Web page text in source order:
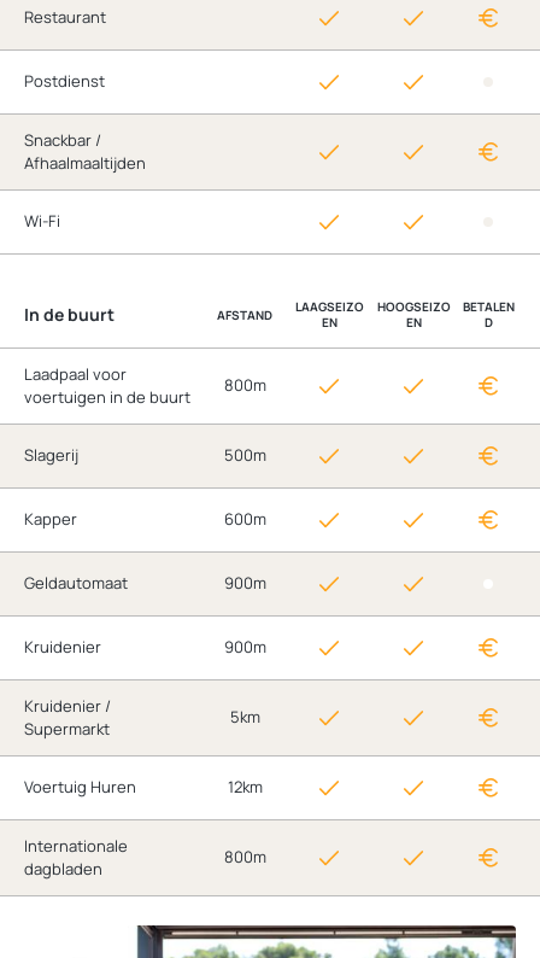
Restaurant
Postdienst
Snackbar /
Afhaalmaaltijden
Wi-Fi
In de buurt AFSTAND
LAAGSEIZO
EN
HOOGSEIZO
EN
BETALEN
D
Laadpaal voor
voertuigen in de buurt
800m
Slagerij 500m
Kapper 600m
Geldautomaat 900m
Kruidenier 900m
Kruidenier /
Supermarkt
5km
Voertuig Huren 12km
Internationale
dagbladen
800m